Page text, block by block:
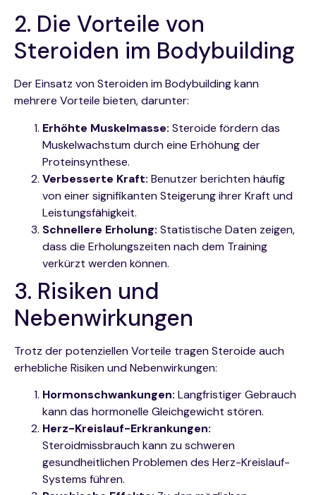
2. Die Vorteile von
Steroiden im Bodybuilding
Der Einsatz von Steroiden im Bodybuilding kann
mehrere Vorteile bieten, darunter:
Erhöhte Muskelmasse: Steroide fördern das
Muskelwachstum durch eine Erhöhung der
Proteinsynthese.
Verbesserte Kraft: Benutzer berichten häufig
von einer signifikanten Steigerung ihrer Kraft und
Leistungsfähigkeit.
Schnellere Erholung: Statistische Daten zeigen,
dass die Erholungszeiten nach dem Training
verkürzt werden können.
3. Risiken und
Nebenwirkungen
Trotz der potenziellen Vorteile tragen Steroide auch
erhebliche Risiken und Nebenwirkungen:
Hormonschwankungen: Langfristiger Gebrauch
kann das hormonelle Gleichgewicht stören.
Herz-Kreislauf-Erkrankungen:
Steroidmissbrauch kann zu schweren
gesundheitlichen Problemen des Herz-Kreislauf-
Systems führen.